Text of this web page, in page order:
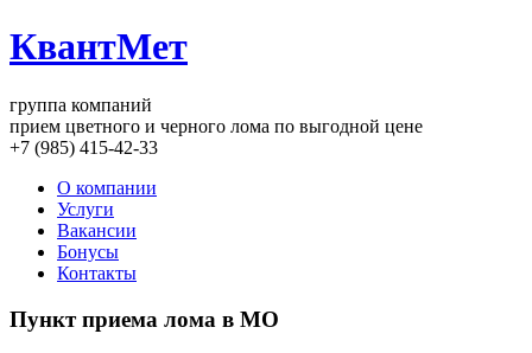
КвантМет
группа компаний
прием цветного и черного лома по выгодной цене
+7 (985) 415-42-33
О компании
Услуги
Вакансии
Бонусы
Контакты
Пункт приема лома в МО